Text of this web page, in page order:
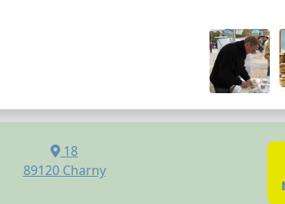
18
89120 Charny